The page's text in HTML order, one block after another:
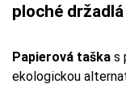
ploché držadlá
Papierová taška s
ekologickou